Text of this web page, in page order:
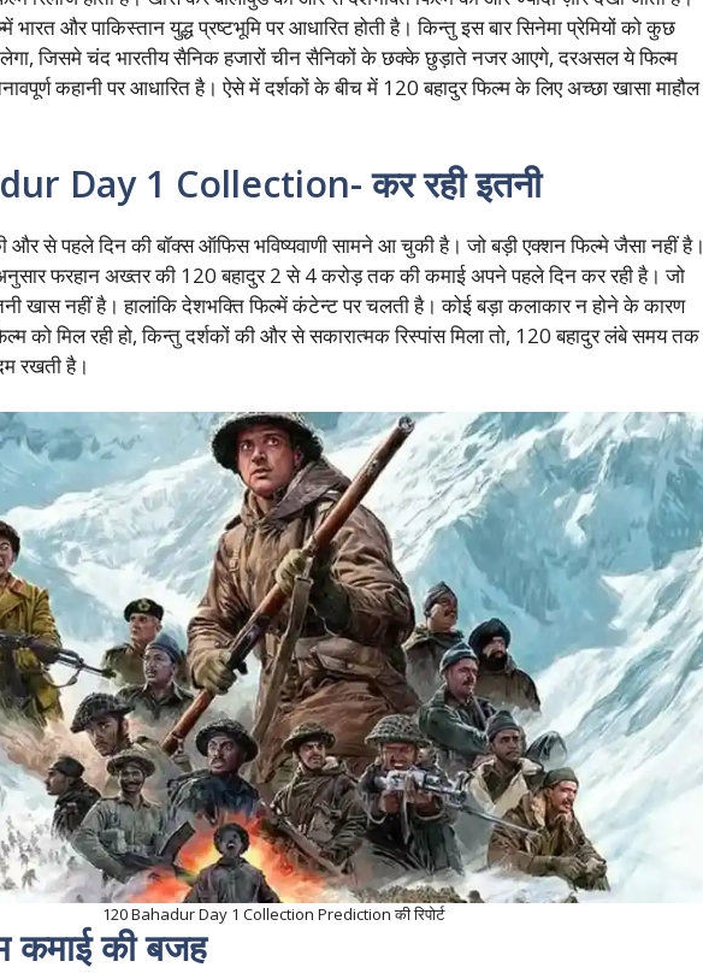
और पाकिस्तान युद्ध प्रष्टभूमि पर आधारित होती है। किन्तु इस बार सिनेमा प्रेमियों को कुछ
जिसमे चंद भारतीय सैनिक हजारों चीन सैनिकों के छक्के छुड़ाते नजर आएगे, दरअसल ये फिल्म
कहानी पर आधारित है। ऐसे में दर्शकों के बीच में 120 बहादुर फिल्म के लिए अच्छा खासा माहौल
Day 1 Collection- कर रही इतनी
और से पहले दिन की बॉक्स ऑफिस भविष्यवाणी सामने आ चुकी है। जो बड़ी एक्शन फिल्मे जैसा नहीं है।
फरहान अख्तर की 120 बहादुर 2 से 4 करोड़ तक की कमाई अपने पहले दिन कर रही है। जो
खास नहीं है। हालांकि देशभक्ति फिल्में कंटेन्ट पर चलती है। कोई बड़ा कलाकार न होने के कारण
को मिल रही हो, किन्तु दर्शकों की और से सकारात्मक रिस्पांस मिला तो, 120 बहादुर लंबे समय तक
रखती है।
120 Bahadur Day 1 Collection Prediction की रिपोर्ट
कमाई की बजह